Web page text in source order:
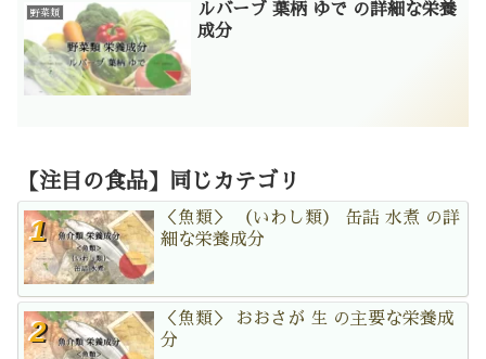
野菜類
ルバーブ 葉柄 ゆで の詳細な栄養
成分
【注目の食品】同じカテゴリ
＜魚類＞ （いわし類） 缶詰 水煮 の詳
細な栄養成分
＜魚類＞ おおさが 生 の主要な栄養成
分